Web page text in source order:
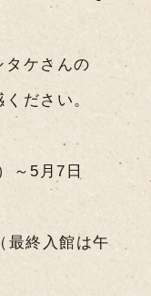
タケさんの
ださい。
5月7日
最終入館は午